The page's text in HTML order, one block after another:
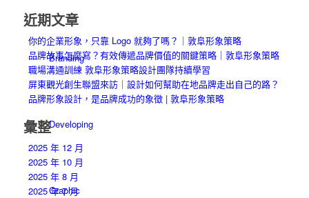
Branding
Developing
Graphic
近期文章
你的企業形象，只靠 Logo 就夠了嗎？｜敦阜形象策略
品牌故事怎麼寫？有效傳遞品牌價值的關鍵策略｜敦阜形象策略
職場溝通訓練 敦阜形象策略設計團隊持續學習
屏東觀光創生聯盟來訪｜設計如何幫助在地品牌走出自己的路？
品牌形象設計，是品牌成功的象徵 | 敦阜形象策略
彙整
2025 年 12 月
2025 年 10 月
2025 年 8 月
2025 年 7 月